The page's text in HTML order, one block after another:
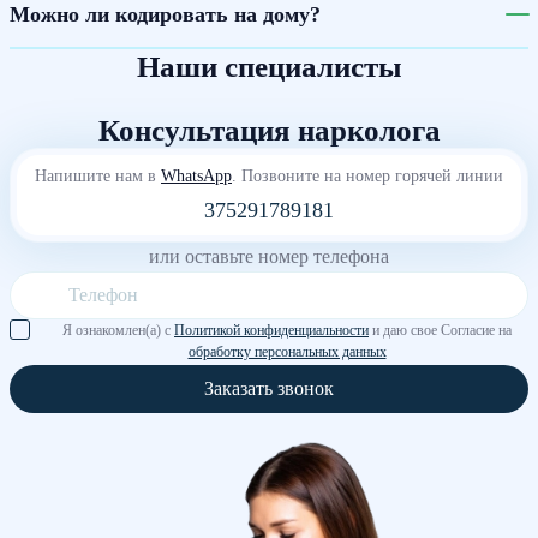
Можно ли кодировать на дому?
Наши специалисты
Консультация нарколога
Напишите нам в WhatsApp . Позвоните на номер горячей линии
375291789181
или оставьте номер телефона
Я ознакомлен(а) с Политикой конфиденциальности и даю свое Согласие на
обработку персональных данных
Заказать звонок